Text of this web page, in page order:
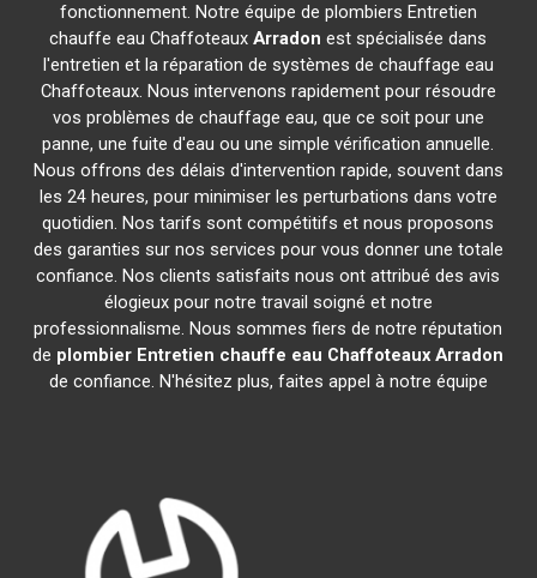
fonctionnement. Notre équipe de plombiers Entretien
chauffe eau ChaffoteauxArradon est spécialisée dans
l'entretien et la réparation de systèmes de chauffage eau
Chaffoteaux. Nous intervenons rapidement pour résoudre
vos problèmes de chauffage eau, que ce soit pour une
panne, une fuite d'eau ou une simple vérification annuelle.
Nous offrons des délais d'intervention rapide, souvent dans
les 24 heures, pour minimiser les perturbations dans votre
quotidien. Nos tarifs sont compétitifs et nous proposons
des garanties sur nos services pour vous donner une totale
confiance. Nos clients satisfaits nous ont attribué des avis
élogieux pour notre travail soigné et notre
professionnalisme. Nous sommes fiers de notre réputation
de plombier Entretien chauffe eau Chaffoteaux Arradon
de confiance. N'hésitez plus, faites appel à notre équipe